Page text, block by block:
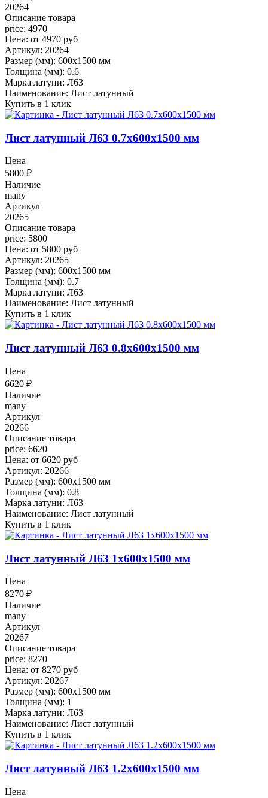
20264
Описание товара
price: 4970
Цена: от 4970 руб
Артикул: 20264
Размер (мм): 600x1500 мм
Толщина (мм): 0.6
Марка латуни: Л63
Наименование: Лист латунный
Купить в 1 клик
Лист латунный Л63 0.7x600x1500 мм
Цена
5800 ₽
Наличие
many
Артикул
20265
Описание товара
price: 5800
Цена: от 5800 руб
Артикул: 20265
Размер (мм): 600x1500 мм
Толщина (мм): 0.7
Марка латуни: Л63
Наименование: Лист латунный
Купить в 1 клик
Лист латунный Л63 0.8x600x1500 мм
Цена
6620 ₽
Наличие
many
Артикул
20266
Описание товара
price: 6620
Цена: от 6620 руб
Артикул: 20266
Размер (мм): 600x1500 мм
Толщина (мм): 0.8
Марка латуни: Л63
Наименование: Лист латунный
Купить в 1 клик
Лист латунный Л63 1x600x1500 мм
Цена
8270 ₽
Наличие
many
Артикул
20267
Описание товара
price: 8270
Цена: от 8270 руб
Артикул: 20267
Размер (мм): 600x1500 мм
Толщина (мм): 1
Марка латуни: Л63
Наименование: Лист латунный
Купить в 1 клик
Лист латунный Л63 1.2x600x1500 мм
Цена